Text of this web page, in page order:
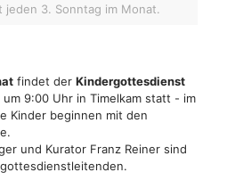
3. Sonntag im Monat.
findet der Kindergottesdienst
9:00 Uhr in Timelkam statt - im
Kinder beginnen mit den
und Kurator Franz Reiner sind